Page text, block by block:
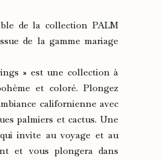
de la collection PALM
de la gamme mariage
» est une collection à
et coloré. Plongez
californienne avec
palmiers et cactus. Une
invite au voyage et au
et vous plongera dans